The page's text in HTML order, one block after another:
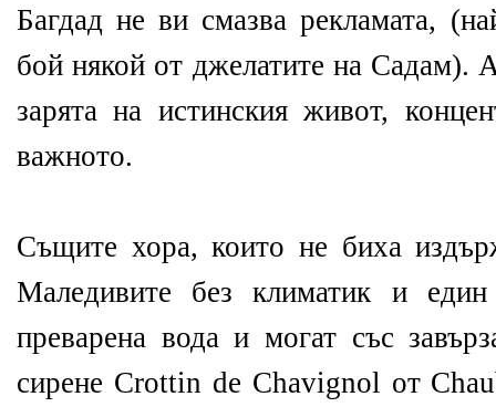
Багдад не ви смазва рекламата,
бой някой от джелатите на Садам).
зарята на истинския живот,
важното.
Същите хора, които не биха
Маледивите без климатик и
преварена вода и могат със
сирене Crottin de Chavignol от